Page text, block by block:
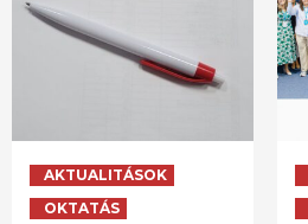
AKTUALITÁSOK
OKTATÁS